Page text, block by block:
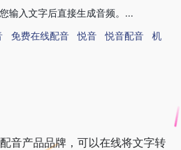
输入文字后直接生成音频。...
免费在线配音 悦音 悦音配音
机
音产品品牌，可以在线将文字转